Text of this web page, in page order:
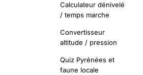
Calculateur dénivelé
/ temps marche
Convertisseur
altitude / pression
Quiz Pyrénées et
faune locale